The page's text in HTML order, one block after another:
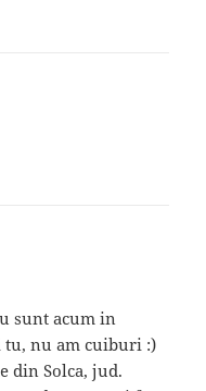
sunt acum in
tu, nu am cuiburi :)
din Solca, jud.